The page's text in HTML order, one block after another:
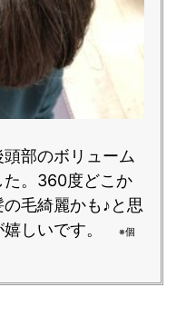
部のボリューム
。360度どこか
毛綺麗かも♪と思
嬉しいです。
※個